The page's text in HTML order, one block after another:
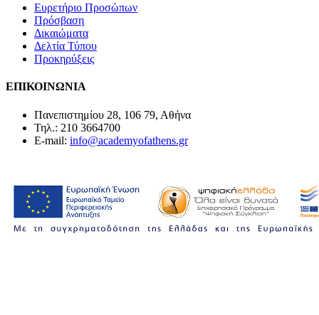
Ευρετήριο Προσώπων
Πρόσβαση
Δικαιώματα
Δελτία Τύπου
Προκηρύξεις
ΕΠΙΚΟΙΝΩΝΙΑ
Πανεπιστημίου 28, 106 79, Αθήνα
Τηλ.: 210 3664700
E-mail: info@academyofathens.gr